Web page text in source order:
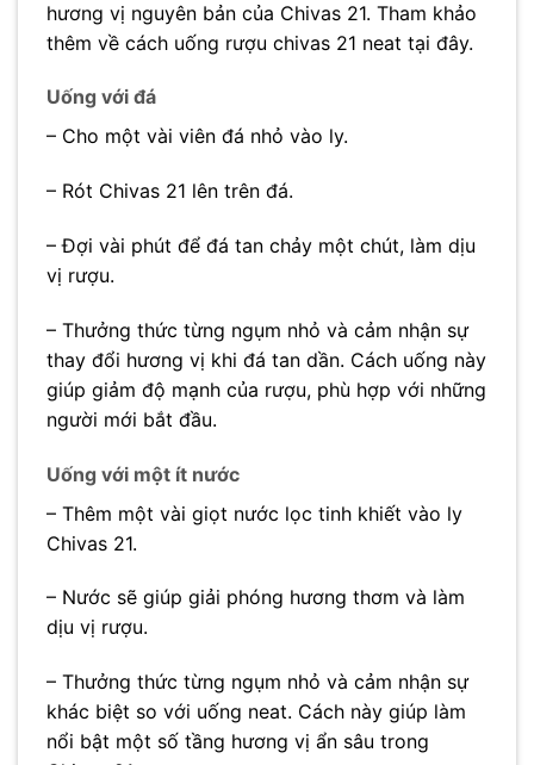
hương vị nguyên bản của Chivas 21. Tham khảo
thêm về cách uống rượu chivas 21 neat tại đây.
Uống với đá
– Cho một vài viên đá nhỏ vào ly.
– Rót Chivas 21 lên trên đá.
– Đợi vài phút để đá tan chảy một chút, làm dịu
vị rượu.
– Thưởng thức từng ngụm nhỏ và cảm nhận sự
thay đổi hương vị khi đá tan dần. Cách uống này
giúp giảm độ mạnh của rượu, phù hợp với những
người mới bắt đầu.
Uống với một ít nước
– Thêm một vài giọt nước lọc tinh khiết vào ly
Chivas 21.
– Nước sẽ giúp giải phóng hương thơm và làm
dịu vị rượu.
– Thưởng thức từng ngụm nhỏ và cảm nhận sự
khác biệt so với uống neat. Cách này giúp làm
nổi bật một số tầng hương vị ẩn sâu trong